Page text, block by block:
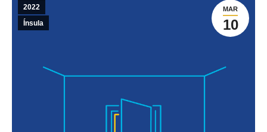
MAR
10
2022
Ínsula